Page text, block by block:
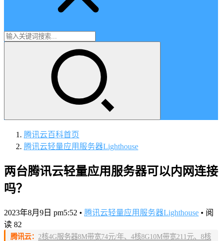
腾讯云百科首页
腾讯云轻量应用服务器Lighthouse
两台腾讯云轻量应用服务器可以内网连接
吗？
2023年8月9日 pm5:52 • 腾讯云轻量应用服务器Lighthouse • 阅
读 82
腾讯云： 2核4G服务器8M带宽74元/年、4核8G10M带宽211元、8核